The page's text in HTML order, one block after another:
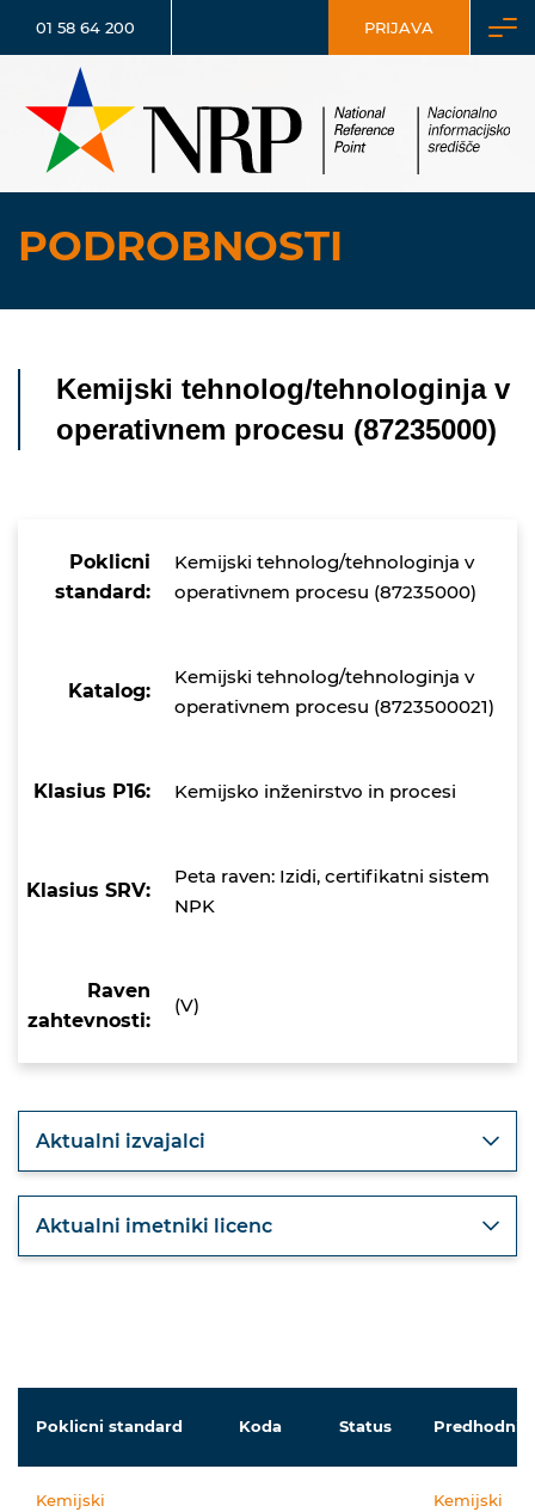
01 58 64 200 PRIJAVA
PODROBNOSTI
Kemijski tehnolog/tehnologinja v
operativnem procesu (87235000)
Poklicni
standard:
Kemijski tehnolog/tehnologinja v
operativnem procesu (87235000)
Katalog:
Kemijski tehnolog/tehnologinja v
operativnem procesu (8723500021)
Klasius P16: Kemijsko inženirstvo in procesi
Klasius SRV:
Peta raven: Izidi, certifikatni sistem
NPK
Raven
zahtevnosti:
(V)
Aktualni izvajalci
Aktualni imetniki licenc
Poklicni standard Koda Status Predhodniki
Kemijski
Kemijski